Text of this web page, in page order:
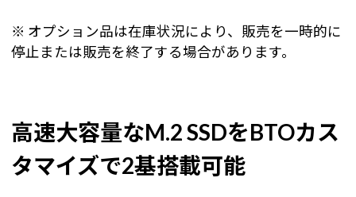
※ オプション品は在庫状況により、販売を一時的に
停止または販売を終了する場合があります。
高速大容量なM.2 SSDをBTOカス
タマイズで2基搭載可能